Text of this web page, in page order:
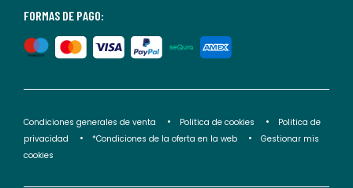
de
privacidad</2>.
FORMAS DE PAGO:
Condiciones generales de venta Politica de cookies
Politica de
privacidad
*Condiciones de la oferta en la web
Gestionar mis
cookies